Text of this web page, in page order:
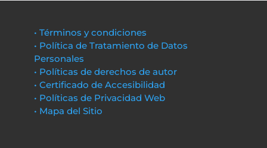
• Términos y condiciones
• Política de Tratamiento de Datos
Personales
• Políticas de derechos de autor
• Certificado de Accesibilidad
• Políticas de Privacidad Web
• Mapa del Sitio